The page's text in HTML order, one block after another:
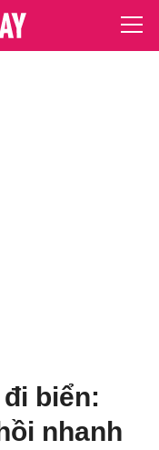
biển:
nhanh